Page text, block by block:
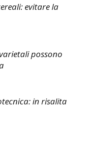
evitare la
possono
in risalita